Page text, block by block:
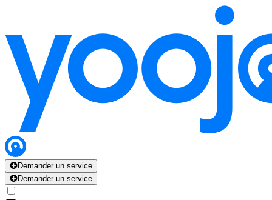
Demander un service
Demander un service